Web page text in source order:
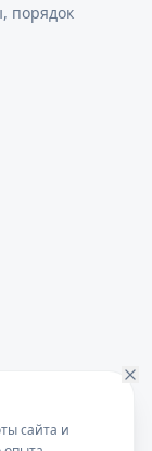
порядок
сайта и